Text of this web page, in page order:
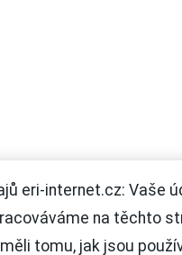
eri-internet.cz: Vaše
na těchto
tomu, jak jsou